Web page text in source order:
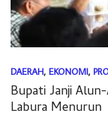
DAERAH, EKONOMI,
Bupati Janji
Labura Menurun